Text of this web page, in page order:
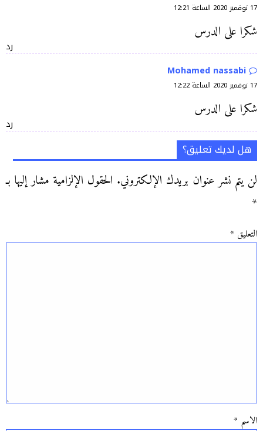
17 نوفمبر 2020 الساعة 12:21
شكرا على الدرس
رد
17 نوفمبر 2020 الساعة 12:22
شكرا على الدرس
رد
هل لديك تعليق؟
لن يتم نشر عنوان بريدك الإلكتروني. الحقول الإلزامية مشار إليها بـ
*
التعليق *
الاسم *